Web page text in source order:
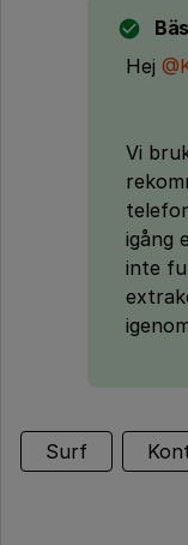
Hej
Vi
igång
inte
Surf